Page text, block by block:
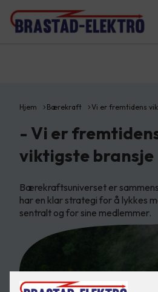
Hjem Bærekraft Vi er fremtidens
- Vi er
viktigste bransje
Bærekraftsuniverset er
har en klar strategi for å lykkes
sentralt og for sine medlemmer.